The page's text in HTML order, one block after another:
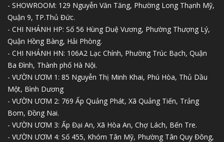
- SHOWROOM: 129 Nguyễn Văn Tăng, Phường Long Thạnh Mỹ,
Quận 9, TP.Thủ Đức.
- CHI NHÁNH HP: Số 56 Hùng Duệ Vương, Phường Thượng Lý,
Quận Hồng Bàng, Hải Phòng.
- CHI NHÁNH HN: 106A2 Lạc Chính, Phường Trúc Bạch, Quận
Ba Đình, Thành phố Hà Nội.
- VƯỜN ƯƠM 1: 85 Nguyễn Thị Minh Khai, Phú Hòa, Thủ Dầu
Một, Bình Dương
- VƯỜN ƯƠM 2: 769 Ấp Quảng Phát, Xã Quảng Tiến, Trảng
Bom, Đồng Nai.
- VƯỜN ƯƠM 3: Ấp Đại An, Xã Hòa An, Chợ Lách, Bến Tre.
- VƯỜN ƯƠM 4: Số 455, Khóm Tân Mỹ, Phường Tân Quy Đông,